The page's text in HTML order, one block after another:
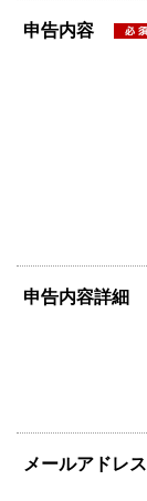
申告内容
申告内容詳細
メールアドレス